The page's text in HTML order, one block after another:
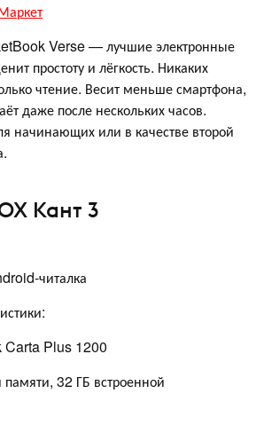
Verse — лучшие электронные
простоту и лёгкость. Никаких
чтение. Весит меньше смартфона,
даже после нескольких часов.
начинающих или в качестве второй
Кант 3
читалка
Carta Plus 1200
32 ГБ встроенной